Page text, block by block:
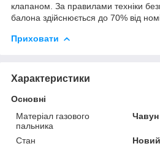
клапаном. За правилами техніки
балона здійснюється до 70% від
Приховати
Характеристики
Основні
Матеріал газового
пальника
Чавун
Стан Новий